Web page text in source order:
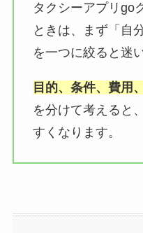
タクシーアプリgo
ときは、まず「自
を一つに絞ると迷
目的、条件、費用
を分けて考えると
すくなります。